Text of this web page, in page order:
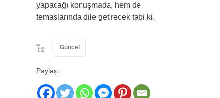
yapacağı konuşmada, hem de
temaslarında dile getirecek tabi ki.
Güncel
Paylaş :